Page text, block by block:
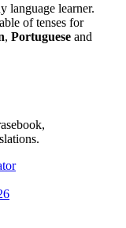
language learner.
of tenses for
, Portuguese and